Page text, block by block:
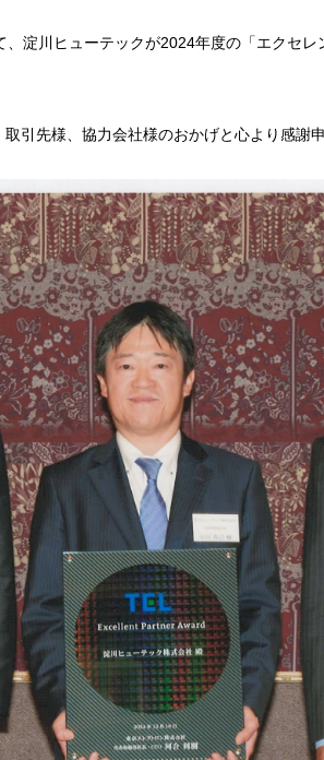
淀川ヒューテックが2024年度の「エクセレ
引先様、協力会社様のおかげと心より感謝申